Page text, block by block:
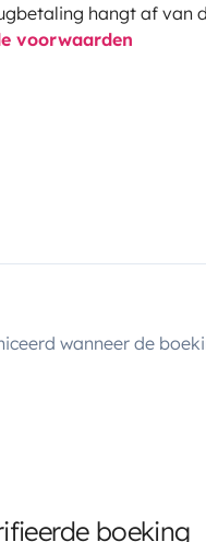
hangt af van
voorwaarden
wanneer de
boeking